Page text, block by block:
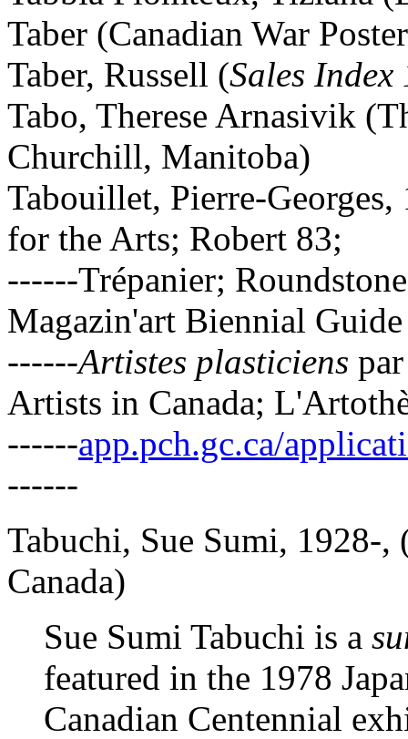
Taber (Canadian War
Taber, Russell (Sales Index
Tabo, Therese Arnasivik
Churchill, Manitoba)
Tabouillet, Pierre-
for the Arts; Robert 83;
------Trépanier;
Magazin'art Biennial
------Artistes plasticiens
Artists in Canada;
------app.pch.gc.ca/
------
Tabuchi, Sue Sumi, 1928-
Canada)
Sue Sumi Tabuchi is a
featured in the 1978
Canadian Centennial